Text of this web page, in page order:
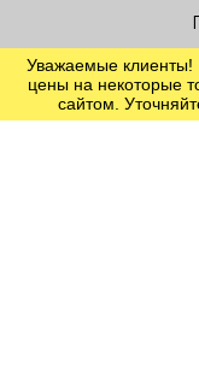
Уважаемые клиенты!
цены на некоторые
сайтом.